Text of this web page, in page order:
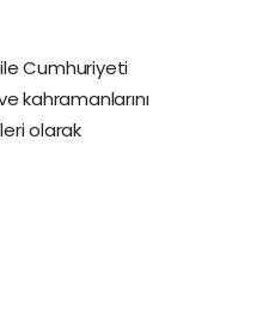
ile Cumhuriyeti
kahramanlarını
olarak